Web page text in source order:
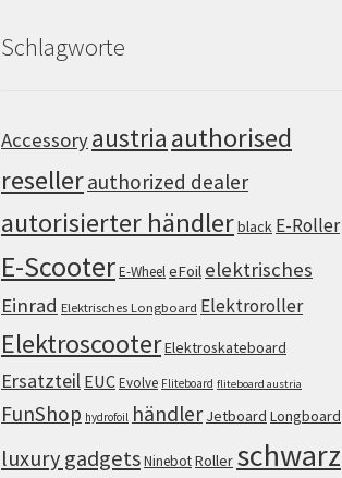
Schlagworte
Accessoryaustria authorised
resellerauthorized dealer
autorisierter händlerblack E-Roller
E-ScooterE-WheeleFoil elektrisches
Einrad Elektrisches Longboard Elektroroller
ElektroscooterElektroskateboard
Ersatzteil EUCEvolve Fliteboard fliteboard austria
FunShop hydrofoil händler Jetboard Longboard
luxury gadgetsNinebotRoller schwarz